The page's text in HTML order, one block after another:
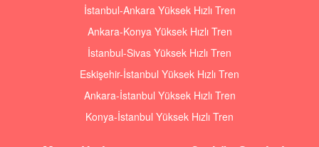
İstanbul-Ankara Yüksek Hızlı Tren
Ankara-Konya Yüksek Hızlı Tren
İstanbul-Sivas Yüksek Hızlı Tren
Eskişehir-İstanbul Yüksek Hızlı Tren
Ankara-İstanbul Yüksek Hızlı Tren
Konya-İstanbul Yüksek Hızlı Tren